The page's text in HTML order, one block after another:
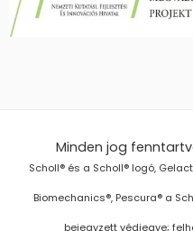
Minden jog
Scholl® és a Scholl® logó,
Biomechanics®, Pescura® a
bejegyzett védjegye;